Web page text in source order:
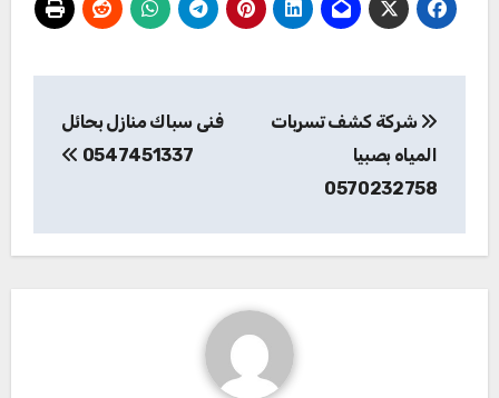
المقالات
شركة كشف تسربات
المياه بصبيا
0570232758
فنى سباك منازل بحائل
0547451337